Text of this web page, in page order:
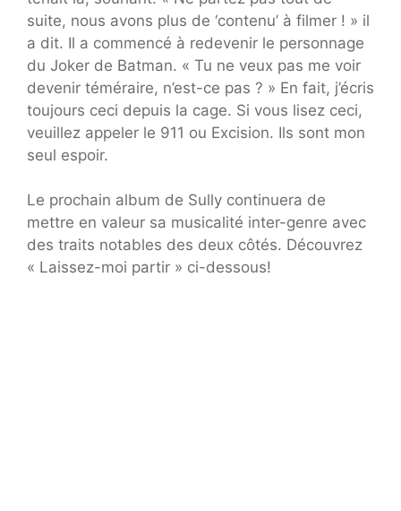
suite, nous avons plus de ‘contenu’ à filmer ! » il
a dit. Il a commencé à redevenir le personnage
du Joker de Batman. « Tu ne veux pas me voir
devenir téméraire, n’est-ce pas ? » En fait, j’écris
toujours ceci depuis la cage. Si vous lisez ceci,
veuillez appeler le 911 ou Excision. Ils sont mon
seul espoir.
Le prochain album de Sully continuera de
mettre en valeur sa musicalité inter-genre avec
des traits notables des deux côtés. Découvrez
« Laissez-moi partir » ci-dessous!